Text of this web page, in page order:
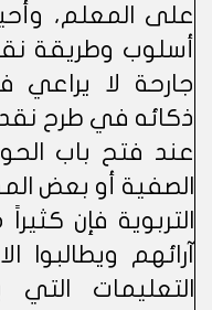
على المعلم،
أسلوب وطريقة
جارحة لا يراعي
ذكائه في طرح
عند فتح باب
الصفية أو بعض
التربوية فإن
آرائهم ويطالبوا
التعليمات